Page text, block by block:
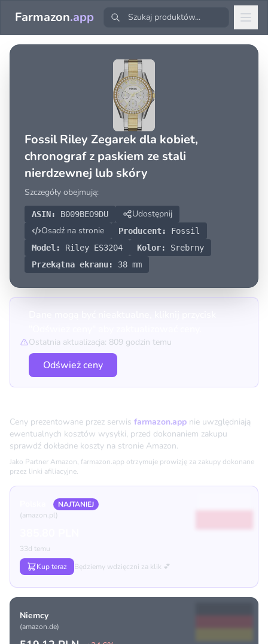
Farmazon.app
Fossil Riley Zegarek dla kobiet,
chronograf z paskiem ze stali
nierdzewnej lub skóry
Szczegóły obejmują:
ASIN: B009BEO9DU
Udostępnij
Osadź na stronie
Producent:
Fossil
Model:
Riley ES3204 Kolor:
Srebrny
Przekątna ekranu:
38 mm
Ostatnia aktualizacja: 809 godzin temu
Odśwież ceny
Ceny prezentowane przez serwis farmazon.app nie uwzględniają
ewentualnych kosztów wysyłki, przed dokonaniem zakupu
sprawdź dokładne koszty na stronie Amazon.
Jako Partner Amazon, farmazon.app otrzymuje prowizję za zakupy dokonane
przez linki afiliacyjne.
NAJTANIEJ
(amazon.pl)
33d temu
Kup teraz
Będziemy wdzięczni za klik 💕
Niemcy
(amazon.de)